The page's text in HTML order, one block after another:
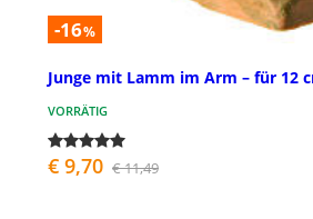
-16%
Junge mit Lamm im Arm – für 12
VORRÄTIG
€ 9,70 € 11,49